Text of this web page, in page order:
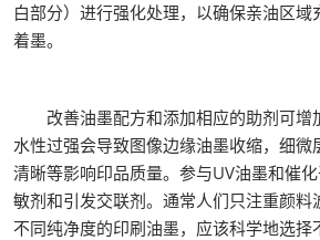
白部分）进行强化处理，以确保亲油区
着墨。
改善油墨配方和添加相应的助剂可增
水性过强会导致图像边缘油墨收缩，细微
清晰等影响印品质量。参与UV油墨和催
敏剂和引发交联剂。通常人们只注重颜料
不同纯净度的印刷油墨，应该科学地选择